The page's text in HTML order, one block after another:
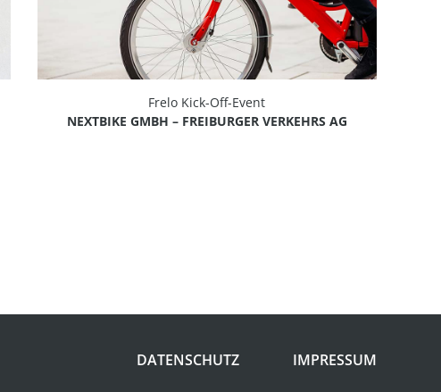
Frelo Kick-Off-Event
NEXTBIKE GMBH – FREIBURGER VERKEHRS AG
DATENSCHUTZ IMPRESSUM